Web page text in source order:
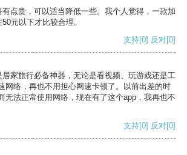
点贵，可以适当降低一些。我个人觉得，一款加
元以下才比较合理。
支持[0] 反对[0]
家旅行必备神器，无论是看视频、玩游戏还是工
网络，再也不用担心网速卡顿了。以前出差的时
无法正常使用网络，现在有了这个app，我再也不
支持[0] 反对[0]